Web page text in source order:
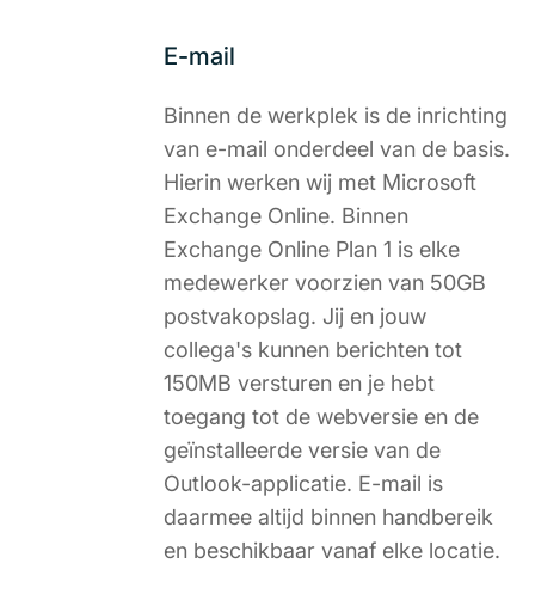
E-mail
Binnen de werkplek is de inrichting
van e-mail onderdeel van de basis.
Hierin werken wij met Microsoft
Exchange Online. Binnen
Exchange Online Plan 1 is elke
medewerker voorzien van 50GB
postvakopslag. Jij en jouw
collega's kunnen berichten tot
150MB versturen en je hebt
toegang tot de webversie en de
geïnstalleerde versie van de
Outlook-applicatie. E-mail is
daarmee altijd binnen handbereik
en beschikbaar vanaf elke locatie.